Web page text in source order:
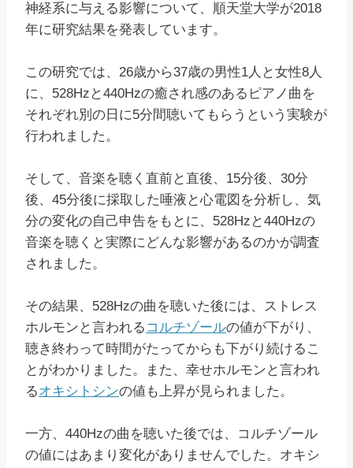
神経系に与える影響について、順天堂大学が2018
年に研究結果を発表しています。
この研究では、26歳から37歳の男性1人と女性8人
に、528Hzと440Hzの癒され感のあるピアノ曲を
それぞれ別の日に5分間聴いてもらうという実験が
行われました。
そして、音楽を聴く直前と直後、15分後、30分
後、45分後に採取した唾液と心電図を分析し、気
分の変化の自己申告をもとに、528Hzと440Hzの
音楽を聴くと実際にどんな影響があるのかが調査
されました。
その結果、528Hzの曲を聴いた後には、ストレス
ホルモンと言われる コルチゾールの値が下がり、
聴き終わって時間がたってからも下がり続けるこ
とがわかりました。また、幸せホルモンと言われ
るオキシトシンの値も上昇が見られました。
一方、440Hzの曲を聴いた後では、コルチゾール
の値にはあまり変化がありませんでした。オキシ